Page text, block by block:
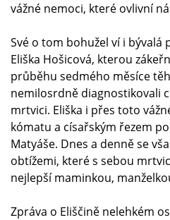
vážné nemoci, které ovlivní
Své o tom bohužel ví i bývalá
Eliška Hošicová, kterou
průběhu sedmého měsíce
nemilosrdně diagnostikovali
mrtvici. Eliška i přes toto
kómatu a císařským řezem
Matyáše. Dnes a denně se
obtížemi, které s sebou
nejlepší maminkou,
Zpráva o Eliščině nelehkém